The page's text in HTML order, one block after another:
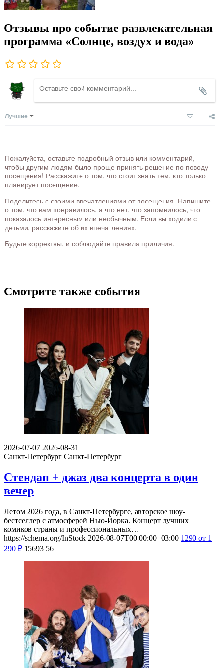
Отзывы про событие развлекательная
программа «Солнце, воздух и вода»
Лучшие
Пожалуйста, оставьте подробный отзыв или комментарий,
чтобы другим людям было проще принять решение по поводу
посещения! Расскажите о том, что стоит знать тем, кто только
планирует посещение.
Поделитесь с своими впечатлениями от посещения. Напишите
о том, что вам понравилось, а что нет, что запомнилось, что
показалось интересным или необычным. Если вы ходили с
детьми, расскажите об их впечатлениях.
Будьте корректны, и соблюдайте правила приличия.
Смотрите также события
2026-07-07 2026-08-31
Санкт-Петербург Санкт-Петербург
Стендап + джаз два концерта в один
вечер
Летом 2026 года, в Санкт-Петербурге, авторское шоу-
бестселлер с атмосферой Нью-Йорка. Концерт лучших
комиков страны и профессиональных…
https://schema.org/InStock 2026-08-07T00:00:00+03:00 1290 от 1
290 ₽ 15693 56